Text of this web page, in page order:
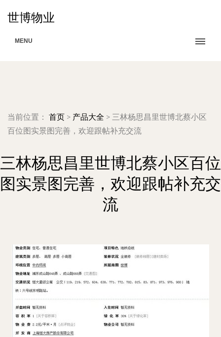
世博物业
MENU
当前位置： 首页 > 产品大全 > 三林杨思昌里世博北蔡小区
百位图实景图完善，欢迎跟帖补充交流
三林杨思昌里世博北蔡小区百位
图实景图完善，欢迎跟帖补充交
流